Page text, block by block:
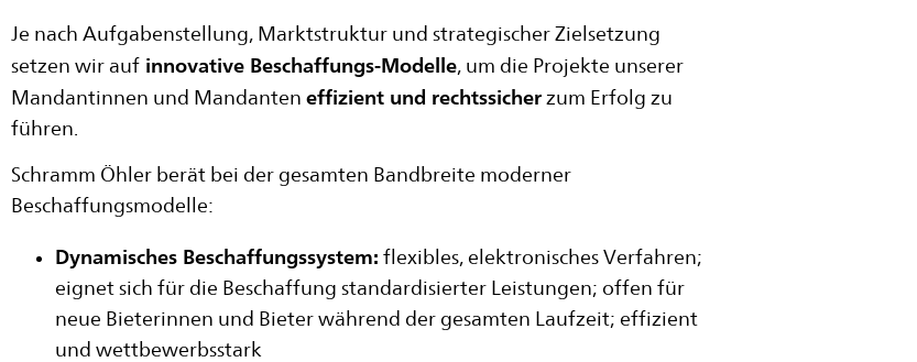
Je nach Aufgabenstellung, Marktstruktur und strategischer Zielsetzung
setzen wir auf innovative Beschaffungs-Modelle, um die Projekte unserer
Mandantinnen und Mandanten effizient und rechtssicher zum Erfolg zu
führen.
Schramm Öhler berät bei der gesamten Bandbreite moderner
Beschaffungsmodelle:
Dynamisches Beschaffungssystem: flexibles, elektronisches Verfahren;
eignet sich für die Beschaffung standardisierter Leistungen; offen für
neue Bieterinnen und Bieter während der gesamten Laufzeit; effizient
und wettbewerbsstark